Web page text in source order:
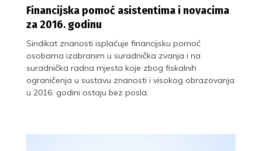
Financijska pomoć asistentima i novacima
za 2016. godinu
Sindikat znanosti isplaćuje financijsku pomoć
osobama izabranim u suradnička zvanja i na
suradnička radna mjesta koje zbog fiskalnih
ograničenja u sustavu znanosti i visokog obrazovanja
u 2016. godini ostaju bez posla.